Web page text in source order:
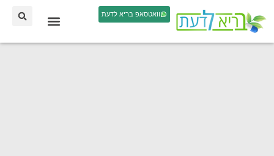
וואטסאפ בריא לדעת